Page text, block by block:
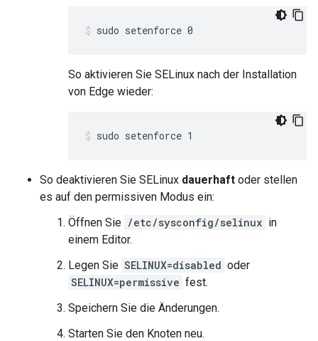
sudo setenforce 0
So aktivieren Sie SELinux nach der Installation
von Edge wieder:
sudo setenforce 1
So deaktivieren Sie SELinux dauerhaft oder stellen
es auf den permissiven Modus ein:
Öffnen Sie /etc/sysconfig/selinux in
einem Editor.
Legen Sie SELINUX=disabled oder
SELINUX=permissive fest.
Speichern Sie die Änderungen.
Starten Sie den Knoten neu.